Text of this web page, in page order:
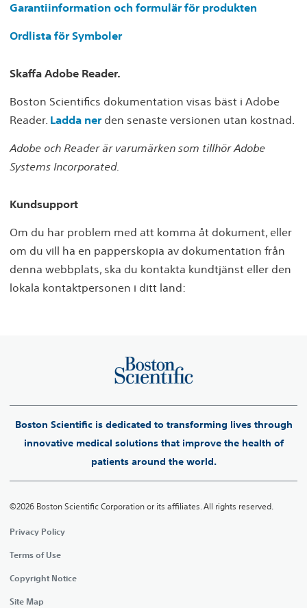
Garantiinformation och formulär för produkten
Ordlista för Symboler
Skaffa Adobe Reader.
Boston Scientifics dokumentation visas bäst i Adobe
Reader. Ladda nerden senaste versionen utan kostnad.
Adobe och Reader är varumärken som tillhör Adobe
Systems Incorporated.
Kundsupport
Om du har problem med att komma åt dokument, eller
om du vill ha en papperskopia av dokumentation från
denna webbplats, ska du kontakta kundtjänst eller den
lokala kontaktpersonen i ditt land:
Boston Scientific is dedicated to transforming lives through
innovative medical solutions that improve the health of
patients around the world.
©2026 Boston Scientific Corporation or its affiliates. All rights reserved.
Privacy Policy
Terms of Use
Copyright Notice
Site Map